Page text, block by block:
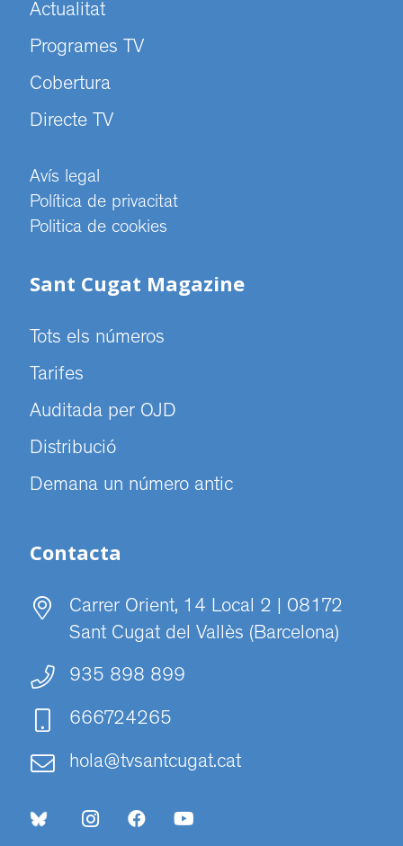
Actualitat
Programes TV
Cobertura
Directe TV
Avís legal
Política de privacitat
Politica de cookies
Sant Cugat Magazine
Tots els números
Tarifes
Auditada per OJD
Distribució
Demana un número antic
Contacta
Carrer Orient, 14 Local 2 | 08172
Sant Cugat del Vallès (Barcelona)
935 898 899
666724265
hola@tvsantcugat.cat